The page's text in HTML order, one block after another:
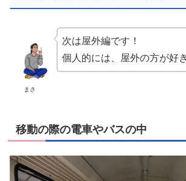
まさ
次は屋外編です！
個人的には、屋外の方が好
移動の際の電車やバスの中